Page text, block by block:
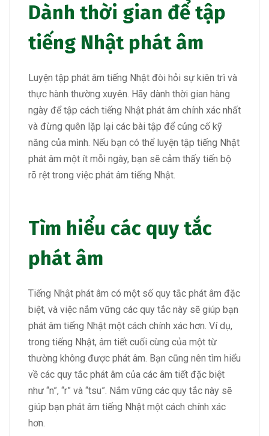
Dành thời gian để tập
tiếng Nhật phát âm
Luyện tập phát âm tiếng Nhật đòi hỏi sự kiên trì và
thực hành thường xuyên. Hãy dành thời gian hàng
ngày để tập cách tiếng Nhật phát âm chính xác nhất
và đừng quên lặp lại các bài tập để củng cố kỹ
năng của mình. Nếu bạn có thể luyện tập tiếng Nhật
phát âm một ít mỗi ngày, bạn sẽ cảm thấy tiến bộ
rõ rệt trong việc phát âm tiếng Nhật.
Tìm hiểu các quy tắc
phát âm
Tiếng Nhật phát âm có một số quy tắc phát âm đặc
biệt, và việc nắm vững các quy tắc này sẽ giúp bạn
phát âm tiếng Nhật một cách chính xác hơn. Ví dụ,
trong tiếng Nhật, âm tiết cuối cùng của một từ
thường không được phát âm. Bạn cũng nên tìm hiểu
về các quy tắc phát âm của các âm tiết đặc biệt
như “n”, “r” và “tsu”. Nắm vững các quy tắc này sẽ
giúp bạn phát âm tiếng Nhật một cách chính xác
hơn.